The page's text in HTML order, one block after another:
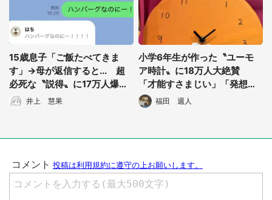
選択する
15歳息子「ご飯たべてきま
す」→母が返信すると... 超
必死な〝説得〟に17万人爆笑
「微笑ましさがすごい」
井上 慧果
小学6年生が作った〝ユーモ
ア時計〟に18万人大絶賛
「才能すさまじい」「発想が
すごい」福田 週人